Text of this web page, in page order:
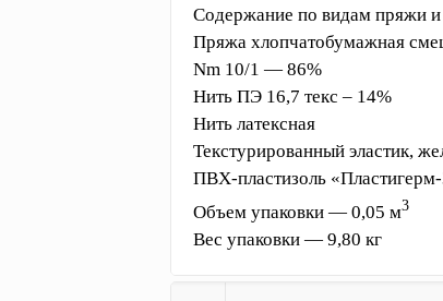
Содержание по видам пряжи и
Пряжа хлопчатобумажная
Nm 10/1 — 86%
Нить ПЭ 16,7 текс – 14%
Нить латексная
Текстурированный эластик,
ПВХ-пластизоль
Объем упаковки — 0,05 м3
Вес упаковки — 9,80 кг